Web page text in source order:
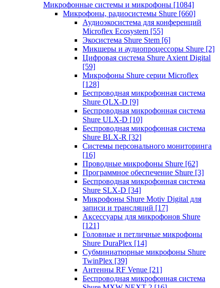
Микрофонные системы и микрофоны [1084]
Микрофоны, радиосистемы Shure [660]
Аудиоэкосистема для конференций
Microflex Ecosystem [55]
Экосистема Shure Stem [6]
Микшеры и аудиопроцессоры Shure [2]
Цифровая система Shure Axient Digital
[59]
Микрофоны Shure серии Microflex
[128]
Беспроводная микрофонная система
Shure QLX-D [9]
Беспроводная микрофонная система
Shure ULX-D [10]
Беспроводная микрофонная система
Shure BLX-R [32]
Системы персонального мониторинга
[16]
Проводные микрофоны Shure [62]
Программное обеспечение Shure [3]
Беспроводная микрофонная система
Shure SLX-D [34]
Микрофоны Shure Motiv Digital для
записи и трансляций [17]
Аксессуары для микрофонов Shure
[121]
Головные и петличные микрофоны
Shure DuraPlex [14]
Субминиатюрные микрофоны Shure
TwinPlex [39]
Антенны RF Venue [21]
Беспроводная микрофонная система